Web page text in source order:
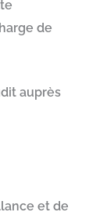
de
auprès
et de